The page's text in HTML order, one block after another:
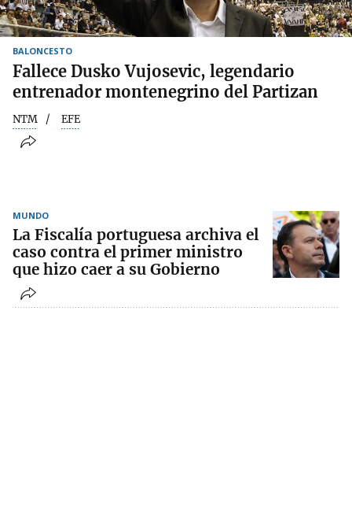
BALONCESTO
Fallece Dusko Vujosevic, legendario
entrenador montenegrino del Partizan
NTM EFE
MUNDO
La Fiscalía portuguesa archiva el
caso contra el primer ministro
que hizo caer a su Gobierno